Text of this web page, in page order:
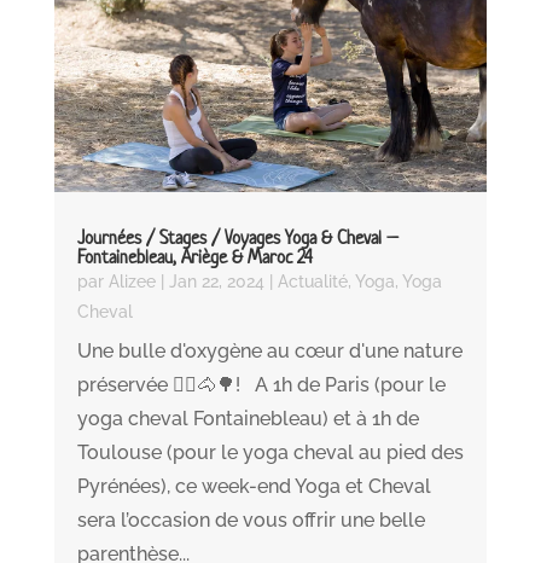
Journées / Stages / Voyages Yoga & Cheval –
Fontainebleau, Ariège & Maroc 24
par Alizee| Jan 22, 2024 Actualité, Yoga, Yoga
Cheval
Une bulle d'oxygène au cœur d'une nature
préservée 🧘‍♀️🐴🌳! A 1h de Paris (pour le
yoga cheval Fontainebleau) et à 1h de
Toulouse (pour le yoga cheval au pied des
Pyrénées), ce week-end Yoga et Cheval
sera l’occasion de vous offrir une belle
parenthèse...